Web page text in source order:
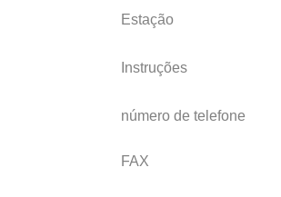
Estação
Instruções
número de telefone
FAX